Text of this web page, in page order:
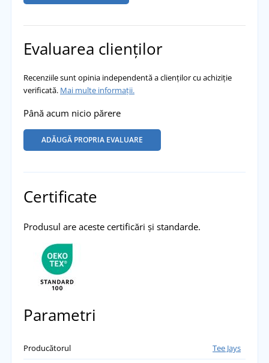
Evaluarea clienților
Recenziile sunt opinia independentă a clienților cu achiziție
verificată. Mai multe informații.
Până acum nicio părere
ADĂUGĂ PROPRIA EVALUARE
Certificate
Produsul are aceste certificări și standarde.
Parametri
Producătorul
Tee Jays